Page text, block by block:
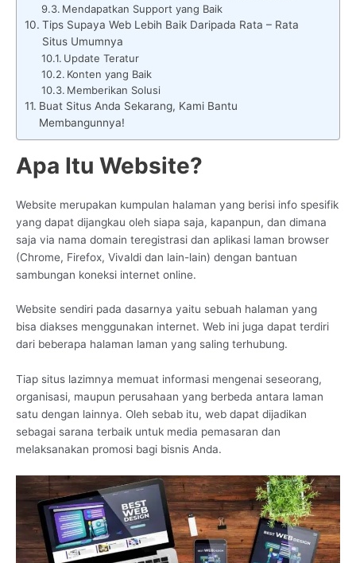
Mendapatkan Support yang Baik
Tips Supaya Web Lebih Baik Daripada Rata – Rata
Situs Umumnya
Update Teratur
Konten yang Baik
Memberikan Solusi
Buat Situs Anda Sekarang, Kami Bantu
Membangunnya!
Apa Itu Website?
Website merupakan kumpulan halaman yang berisi info spesifik
yang dapat dijangkau oleh siapa saja, kapanpun, dan dimana
saja via nama domain teregistrasi dan aplikasi laman browser
(Chrome, Firefox, Vivaldi dan lain-lain) dengan bantuan
sambungan koneksi internet online.
Website sendiri pada dasarnya yaitu sebuah halaman yang
bisa diakses menggunakan internet. Web ini juga dapat terdiri
dari beberapa halaman laman yang saling terhubung.
Tiap situs lazimnya memuat informasi mengenai seseorang,
organisasi, maupun perusahaan yang berbeda antara laman
satu dengan lainnya. Oleh sebab itu, web dapat dijadikan
sebagai sarana terbaik untuk media pemasaran dan
melaksanakan promosi bagi bisnis Anda.